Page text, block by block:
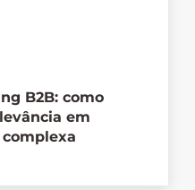
B2B: como
em